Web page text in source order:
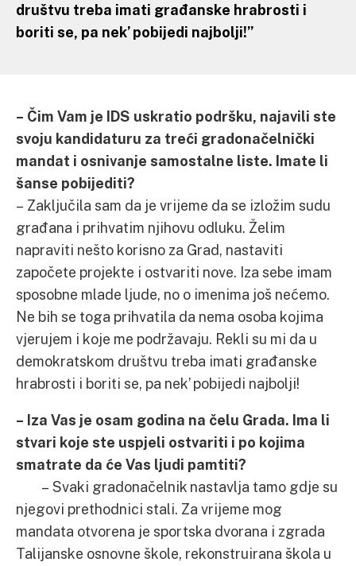
društvu treba imati građanske hrabrosti i
boriti se, pa nek’ pobijedi najbolji!”
– Čim Vam je IDS uskratio podršku, najavili ste
svoju kandidaturu za treći gradonačelnički
mandat i osnivanje samostalne liste. Imate li
šanse pobijediti?
– Zaključila sam da je vrijeme da se izložim sudu
građana i prihvatim njihovu odluku. Želim
napraviti nešto korisno za Grad, nastaviti
započete projekte i ostvariti nove. Iza sebe imam
sposobne mlade ljude, no o imenima još nećemo.
Ne bih se toga prihvatila da nema osoba kojima
vjerujem i koje me podržavaju. Rekli su mi da u
demokratskom društvu treba imati građanske
hrabrosti i boriti se, pa nek’ pobijedi najbolji!
– Iza Vas je osam godina na čelu Grada. Ima li
stvari koje ste uspjeli ostvariti i po kojima
smatrate da će Vas ljudi pamtiti?
– Svaki gradonačelnik nastavlja tamo gdje su
njegovi prethodnici stali. Za vrijeme mog
mandata otvorena je sportska dvorana i zgrada
Talijanske osnovne škole, rekonstruirana škola u